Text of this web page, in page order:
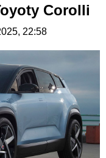
Corolli
22:58